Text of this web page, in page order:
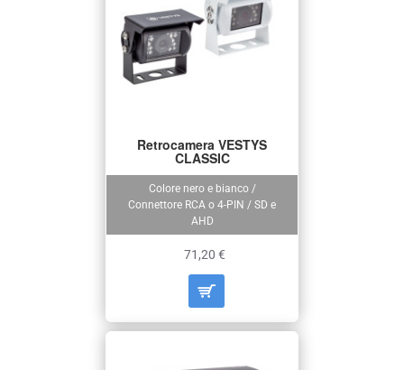
Colore nero e bianco /
Connettore RCA o 4-PIN / SD e
AHD
Retrocamera VESTYS
CLASSIC
71,20 €